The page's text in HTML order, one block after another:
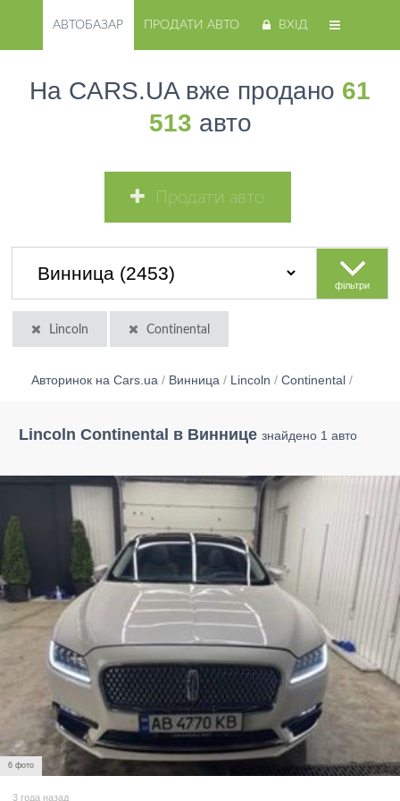
АВТОБАЗАР ПРОДАТИ АВТО ВХІД
На CARS.UA вже продано 61
513 авто
Продати авто
фільтри
Lincoln Continental
Авторинок на Cars.ua / Винница / Lincoln / Continental /
Lincoln Continental в Виннице знайдено 1 авто
6 фото
3 года назад